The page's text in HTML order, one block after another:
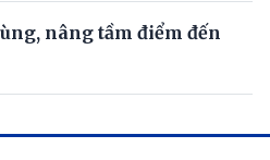
nâng tầm điểm đến